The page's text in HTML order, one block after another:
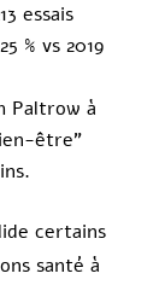
essais
% vs 2019
Paltrow à
être”
certains
santé à